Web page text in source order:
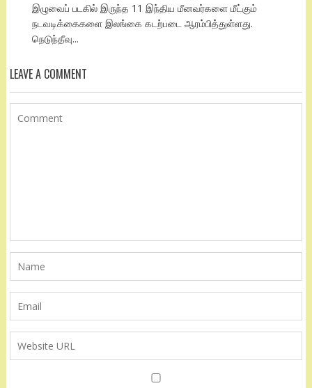
இழுவைப் படகில் இருந்த 11 இந்திய மீனவர்களை மீட்கும்
நடவடிக்கைகளை இலங்கை கடற்படை ஆரம்பித்துள்ளது.
நெடுந்தீவு...
LEAVE A COMMENT